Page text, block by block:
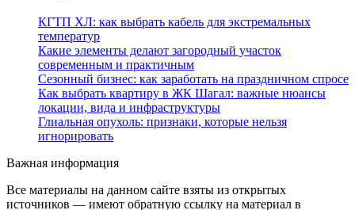
КГТП ХЛ: как выбрать кабель для экстремальных
температур
Какие элементы делают загородный участок
современным и практичным
Сезонный бизнес: как заработать на праздничном спросе
Как выбрать квартиру в ЖК Шагал: важные нюансы
локации, вида и инфраструктуры
Глиальная опухоль: признаки, которые нельзя
игнорировать
Важная информация
Все материалы на данном сайте взяты из открытых
источников — имеют обратную ссылку на материал в